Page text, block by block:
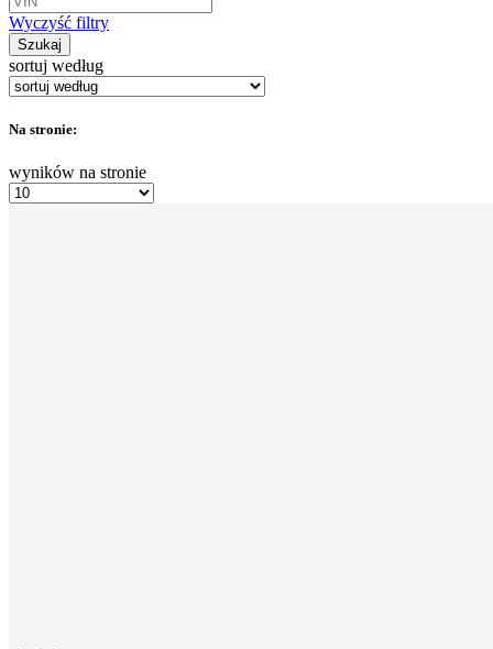
Wyczyść filtry
Szukaj
sortuj według
Na stronie:
wyników na stronie